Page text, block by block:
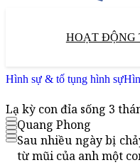
HOẠT ĐỘNG
Hình sự & tố tụng hình sự
Lạ kỳ con đỉa sống 3
Quang Phong
Sau nhiều ngày bị
từ mũi của anh một